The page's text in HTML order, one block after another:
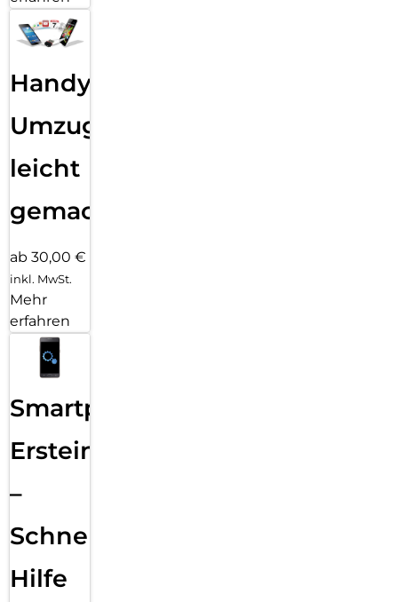
Handy
Umzug
leicht
gemacht!
ab 30,00 €
inkl. MwSt.
Mehr
erfahren
Smartphone
Ersteinrichtung
–
Schnelle
Hilfe